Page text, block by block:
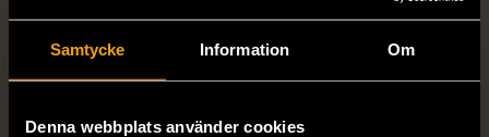
Samtycke Information Om
Denna webbplats använder cookies